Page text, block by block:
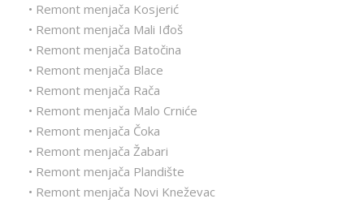
• Remont menjača Kosjerić
• Remont menjača Mali Iđoš
• Remont menjača Batočina
• Remont menjača Blace
• Remont menjača Rača
• Remont menjača Malo Crniće
• Remont menjača Čoka
• Remont menjača Žabari
• Remont menjača Plandište
• Remont menjača Novi Kneževac